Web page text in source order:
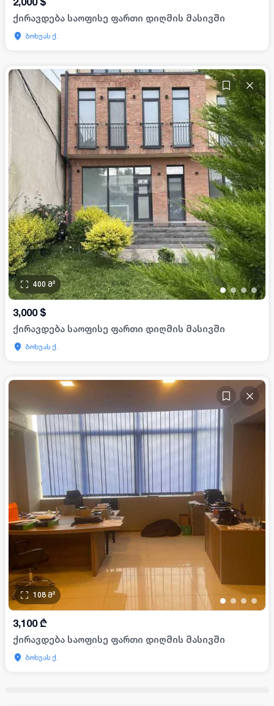
ქირავდება საოფისე ფართი დიღმის მასივში
ბოხუას ქ.
••••
400 მ²
3,000 $
ქირავდება საოფისე ფართი დიღმის მასივში
ბოხუას ქ.
• • • •
108 მ²
3,100 ₾
ქირავდება საოფისე ფართი დიღმის მასივში
ბოხუას ქ.